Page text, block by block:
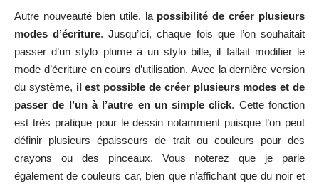
Autre nouveauté bien utile, la possibilité de créer plusieurs
modes d’écriture. Jusqu’ici, chaque fois que l’on souhaitait
passer d’un stylo plume à un stylo bille, il fallait modifier le
mode d’écriture en cours d’utilisation. Avec la dernière version
du système, il est possible de créer plusieurs modes et de
passer de l’un à l’autre en un simple click. Cette fonction
est très pratique pour le dessin notamment puisque l’on peut
définir plusieurs épaisseurs de trait ou couleurs pour des
crayons ou des pinceaux. Vous noterez que je parle
également de couleurs car, bien que n’affichant que du noir et